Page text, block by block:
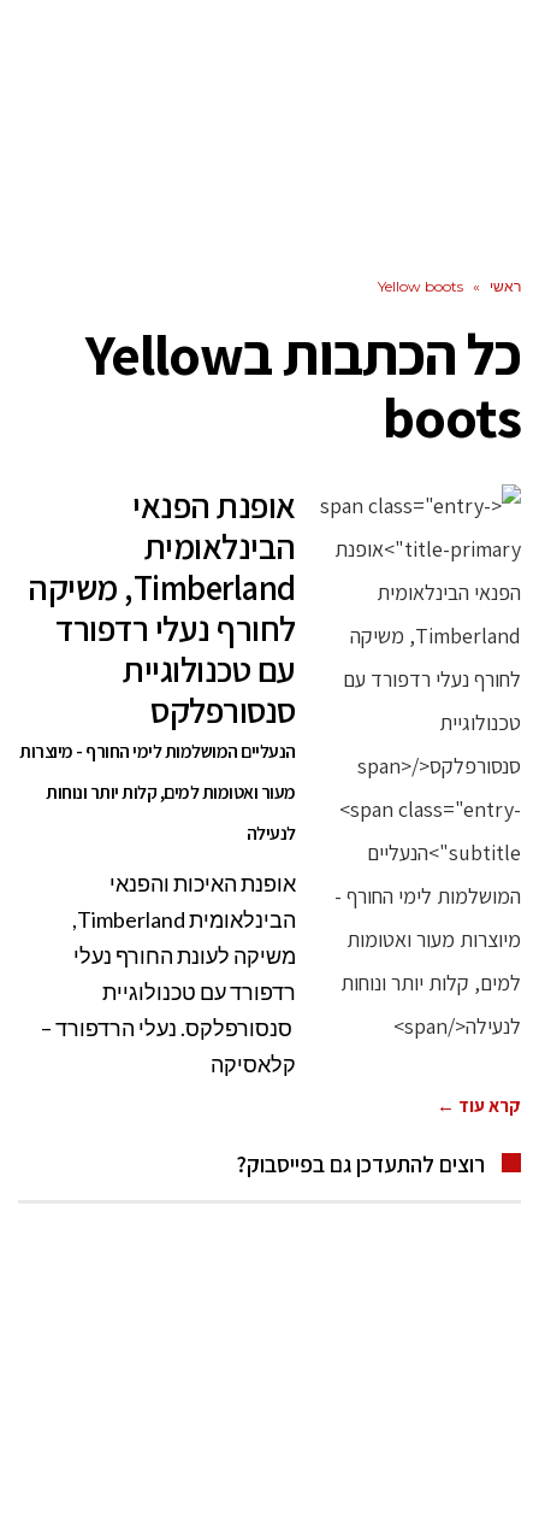
ראשי »
Yellow boots
כל הכתבות בYellow
boots
אופנת הפנאי
הבינלאומית
Timberland, משיקה
לחורף נעלי רדפורד
עם טכנולוגיית
סנסורפלקס
הנעליים המושלמות לימי החורף - מיוצרות
מעור ואטומות למים, קלות יותר ונוחות
לנעילה
אופנת האיכות והפנאי
הבינלאומית Timberland,
משיקה לעונת החורף נעלי
רדפורד עם טכנולוגיית
סנסורפלקס. נעלי הרדפורד –
קלאסיקה
קרא עוד ←
רוצים להתעדכן גם בפייסבוק?